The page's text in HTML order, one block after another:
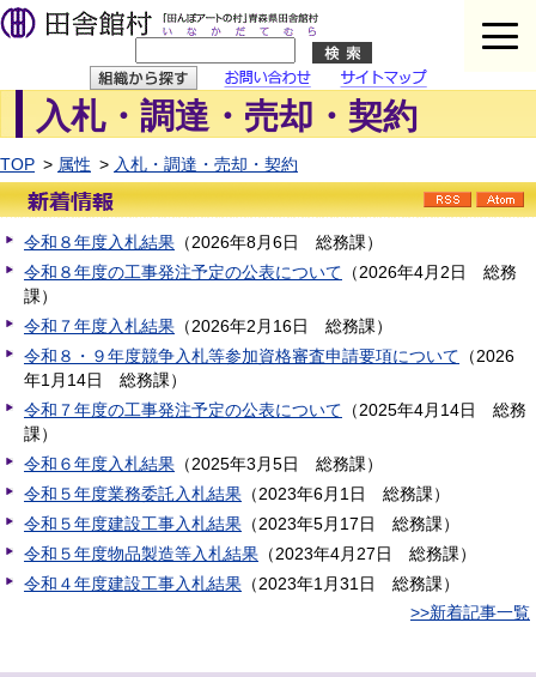
問い合わせ イトマップ
入札・調達・売却・契約
TOP 属性
入札・調達・売却・契約
RSS
令和８年度入札結果 （2026年8月6日 総務課）
令和８年度の工事発注予定の公表について （2026年4月2日
総務
課）
令和７年度入札結果 （2026年2月16日 総務課）
令和８・９年度競争入札等参加資格審査申請要項について （2026
年1月14日
総務課）
令和７年度の工事発注予定の公表について （2025年4月14日
総務
課）
令和６年度入札結果 （2025年3月5日 総務課）
令和５年度業務委託入札結果 （2023年6月1日 総務課）
令和５年度建設工事入札結果 （2023年5月17日 総務課）
令和５年度物品製造等入札結果 （2023年4月27日 総務課）
令和４年度建設工事入札結果 （2023年1月31日 総務課）
>>新着記事一覧